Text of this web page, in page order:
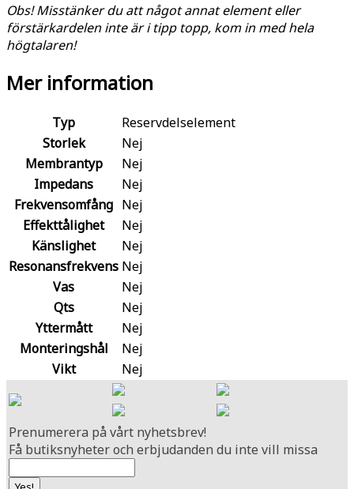
Obs! Misstänker du att något annat element eller
förstärkardelen inte är i tipp topp, kom in med hela
högtalaren!
Mer information
Typ
Reservdelselement
Storlek
Nej
Membrantyp
Nej
Impedans
Nej
Frekvensomfång Nej
Effekttålighet
Nej
Känslighet
Nej
Resonansfrekvens Nej
Vas
Nej
Qts
Nej
Yttermått
Nej
Monteringshål
Nej
Vikt
Nej
Prenumerera på vårt nyhetsbrev!
Få butiksnyheter och erbjudanden du inte vill missa